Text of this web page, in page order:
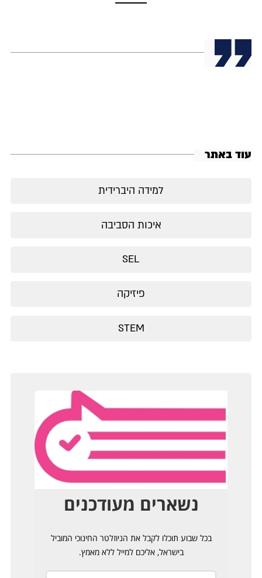
עוד באתר
למידה היברידית
איכות הסביבה
SEL
פיזיקה
STEM